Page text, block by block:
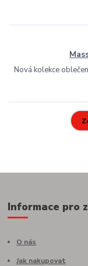
Nová kolekce
Informace pro
O nás
Jak nakupovat